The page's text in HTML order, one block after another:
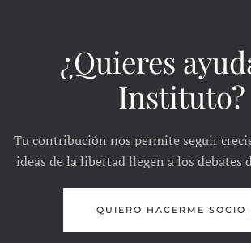
¿Quieres
Instituto?
Tu contribución nos permite seguir
ideas de la libertad llegen a los debates
QUIERO HACERME SOCIO